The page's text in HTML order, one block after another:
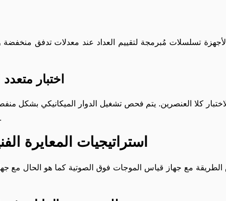
الأجهزة تسلسلات مُبرمجة لتقييم العداد عند معدلات تدفق
اختبار
كلا العنصرين. يتم فحص تشغيل الدوار الميكانيكي بشكل
هذه التقييمات الفردية، يتم دمج المكونات في الوحدة النهائية.
استراتيجيات المعايرة
مع جهاز قياس الموجات فوق الصوتية كما هو الحال مع